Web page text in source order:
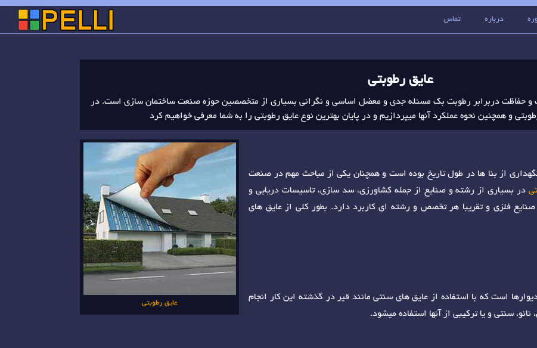
درباره تماس
عایق رطوبتی
و حفاظت دربرابر رطوبت بک مسئله جدی و معضل اساسی و نگرانی بسیاری از متخصصین حوزه صنعت ساختمان سازی است. در
و همچنین نحوه عملکرد آنها میپردازیم و در پایان بهترین نوع عایق رطوبتی را به شما معرفی خواهیم کرد
عایق رطوبتی
از بنا ها در طول تاریخ بوده است و همچنان یکی از مباحث مهم در صنعت
در بسیاری از رشته و صنایع از جمله کشاورزی، سد سازی، تاسیسات دریایی و
فلزی و تقریبا هر تخصص و رشته ای کاربرد دارد. بطور کلی از عایق های
است که با استفاده از عایق های سنتی مانند قیر در گذشته این کار انجام
سنتی و یا ترکیبی از آنها استفاده میشود.